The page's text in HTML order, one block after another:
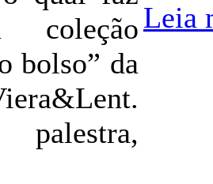
coleção
bolso” da
Leia